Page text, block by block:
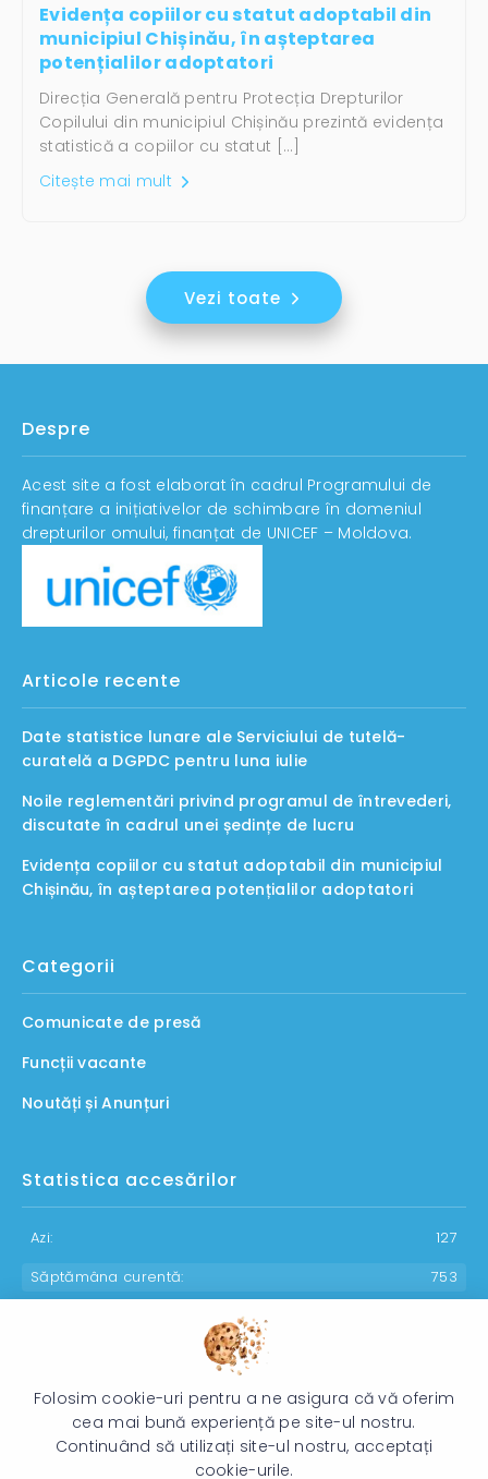
Evidența copiilor cu statut adoptabil din
municipiul Chișinău, în așteptarea
potențialilor adoptatori
Direcția Generală pentru Protecția Drepturilor
Copilului din municipiul Chișinău prezintă evidența
statistică a copiilor cu statut […]
Citește mai mult
Vezi toate
Despre
Acest site a fost elaborat în cadrul Programului de
finanțare a inițiativelor de schimbare în domeniul
drepturilor omului, finanțat de UNICEF – Moldova.
Articole recente
Date statistice lunare ale Serviciului de tutelă-
curatelă a DGPDC pentru luna iulie
Noile reglementări privind programul de întrevederi,
discutate în cadrul unei ședințe de lucru
Evidența copiilor cu statut adoptabil din municipiul
Chișinău, în așteptarea potențialilor adoptatori
Categorii
Comunicate de presă
Funcții vacante
Noutăți și Anunțuri
Statistica accesărilor
Azi:
127
Săptămâna curentă:
753
© 2026 Direcția Generală pentru Protecția Drepturilor Copilului -
Folosim cookie-uri pentru a ne asigura că vă oferim
cea mai bună experiență pe site-ul nostru.
Continuând să utilizați site-ul nostru, acceptați
cookie-urile.